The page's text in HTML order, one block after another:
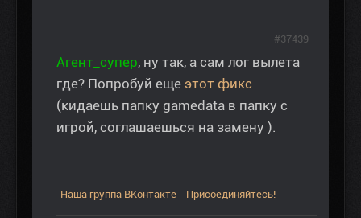
Агент_супер, ну так, а сам лог вылета
где? Попробуй еще этот фикс
(кидаешь папку gamedata в папку с
игрой, соглашаешься на замену ).
Наша группа ВКонтакте - Присоединяйтесь!
#37439